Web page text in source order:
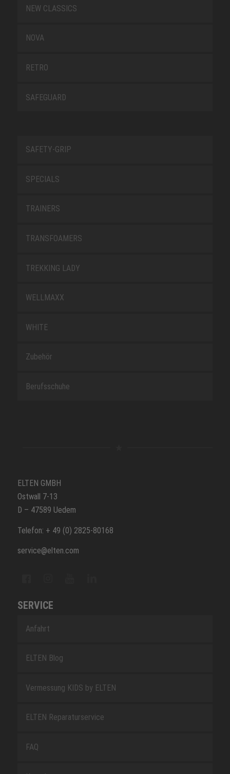
NEW CLASSICS
NOVA
RETRO
SAFEGUARD
SAFETY-GRIP
SPECIALS
TRAINERS
TRANSFOAMERS
TREKKING LADY
WELLMAXX
WHITE
Zubehör
Berufsschuhe
ELTEN GMBH
Ostwall 7-13
D – 47589 Uedem
Telefon: + 49 (0) 2825-80168
service@elten.com
SERVICE
Anfahrt
ELTEN Blog
Vermessung KIDS by ELTEN
ELTEN Reparaturservice
FAQ